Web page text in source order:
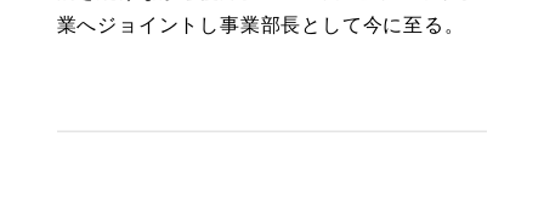
業へジョイントし事業部長として今に至る。